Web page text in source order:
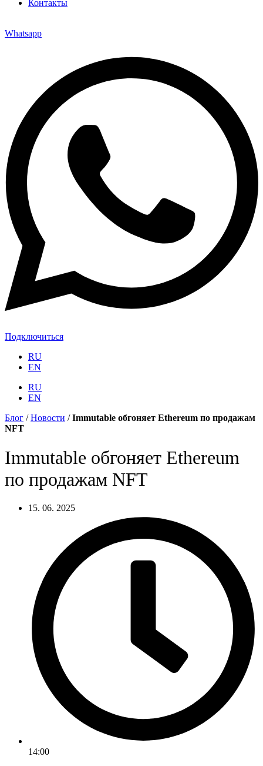
Контакты
Whatsapp
Подключиться
RU
EN
RU
EN
Блог /Новости /Immutable обгоняет Ethereum по продажам
NFT
Immutable обгоняет Ethereum
по продажам NFT
15. 06. 2025
14:00